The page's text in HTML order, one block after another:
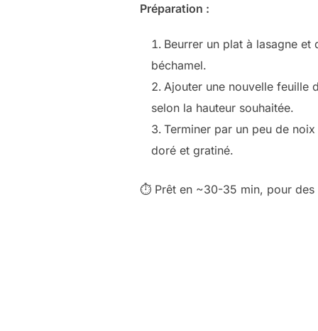
Préparation :
Beurrer un plat à lasagne
béchamel.
Ajouter une nouvelle feuille
selon la hauteur souhaitée.
Terminer par un peu de
doré et gratiné.
⏱ Prêt en ~30-35 min, pour des